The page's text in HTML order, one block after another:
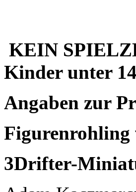
KEIN
Kinder unter
Angaben zur
Figurenrohling
3Drifter-